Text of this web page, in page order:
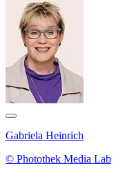
Gabriela Heinrich
© Photothek Media Lab